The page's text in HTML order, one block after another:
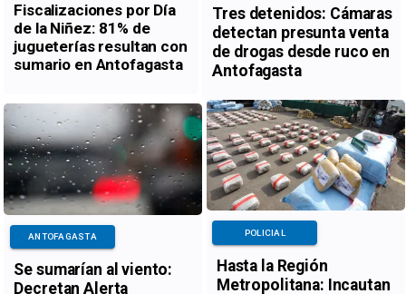
Fiscalizaciones por Día
de la Niñez: 81% de
jugueterías resultan con
sumario en Antofagasta
Tres detenidos: Cámaras
detectan presunta venta
de drogas desde ruco en
Antofagasta
Se sumarían al viento:
Decretan Alerta
ANTOFAGASTA
Hasta la Región
Metropolitana: Incautan
POLICIAL